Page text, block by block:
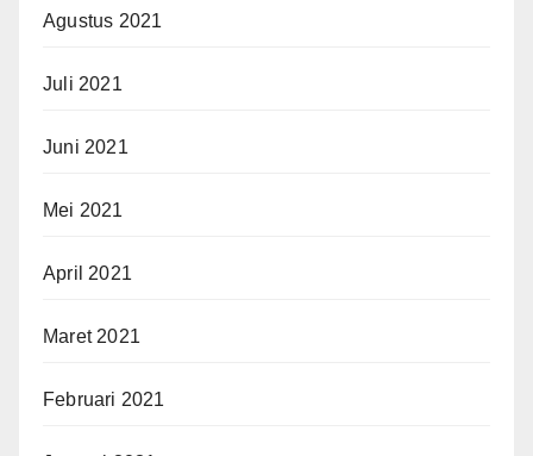
Agustus 2021
Juli 2021
Juni 2021
Mei 2021
April 2021
Maret 2021
Februari 2021